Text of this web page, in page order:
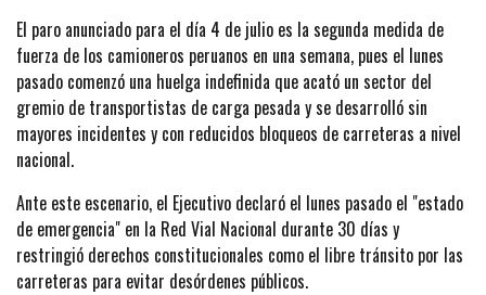
El paro anunciado para el día 4 de julio es la segunda medida de
fuerza de los camioneros peruanos en una semana, pues el lunes
pasado comenzó una huelga indefinida que acató un sector del
gremio de transportistas de carga pesada y se desarrolló sin
mayores incidentes y con reducidos bloqueos de carreteras a nivel
nacional.
Ante este escenario, el Ejecutivo declaró el lunes pasado el "estado
de emergencia" en la Red Vial Nacional durante 30 días y
restringió derechos constitucionales como el libre tránsito por las
carreteras para evitar desórdenes públicos.